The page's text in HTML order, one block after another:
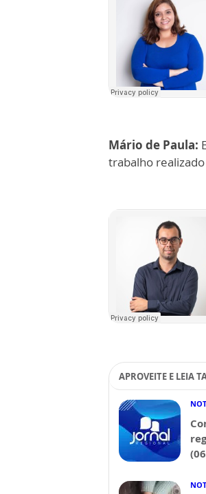
Mário de Paula:
trabalho
APROVEITE E LEIA